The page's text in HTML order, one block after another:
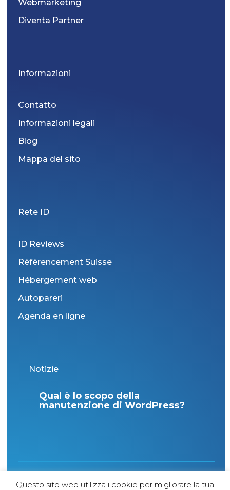
Webmarketing
Diventa Partner
Informazioni
Contatto
Informazioni legali
Blog
Mappa del sito
Rete ID
ID Reviews
Référencement Suisse
Hébergement web
Autopareri
Agenda en ligne
Notizie
Qual è lo scopo della
manutenzione di WordPress?
1998 Copyright - Tutti i diritti riservati - Agence
Questo sito web utilizza i cookie per migliorare la tua